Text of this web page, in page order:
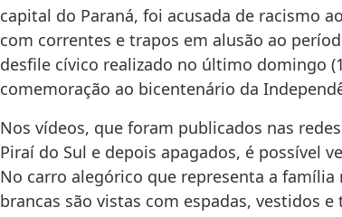
capital do Paraná, foi acusada de racismo
com correntes e trapos em alusão ao
desfile cívico realizado no último domingo
comemoração ao bicentenário da
Nos vídeos, que foram publicados nas
Piraí do Sul e depois apagados, é possível
No carro alegórico que representa a família
brancas são vistas com espadas, vestidos